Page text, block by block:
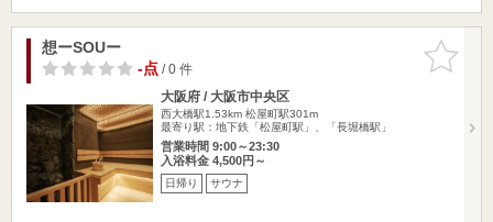
お気に入
りに追加
想ーSOUー
-点/ 0 件
大阪府 / 大阪市中央区
西大橋駅1.53km 松屋町駅301m
最寄り駅：地下鉄「松屋町駅」、「長堀橋駅」
営業時間 9:00～23:30
入浴料金 4,500円～
日帰り サウナ